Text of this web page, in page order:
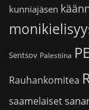
kunniajäsen
Sentsov Palestiina
Rauhankomitea
saamelaiset